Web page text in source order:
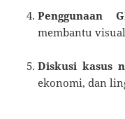
Penggunaan
membantu
Diskusi kasus
ekonomi, dan